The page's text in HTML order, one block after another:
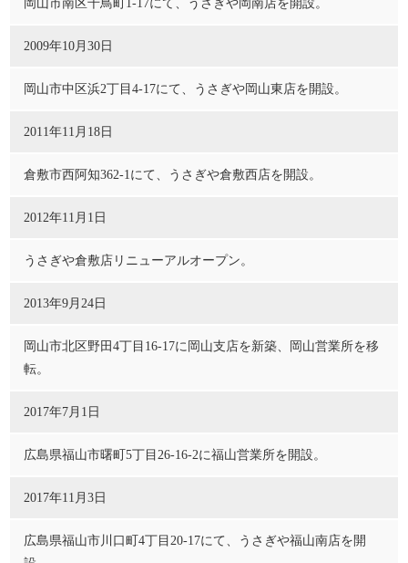
岡山市南区千鳥町1-17にて、うさぎや岡南店を開設。
2009年10月30日
岡山市中区浜2丁目4-17にて、うさぎや岡山東店を開設。
2011年11月18日
倉敷市西阿知362-1にて、うさぎや倉敷西店を開設。
2012年11月1日
うさぎや倉敷店リニューアルオープン。
2013年9月24日
岡山市北区野田4丁目16-17に岡山支店を新築、岡山営業所を移
転。
2017年7月1日
広島県福山市曙町5丁目26-16-2に福山営業所を開設。
2017年11月3日
広島県福山市川口町4丁目20-17にて、うさぎや福山南店を開